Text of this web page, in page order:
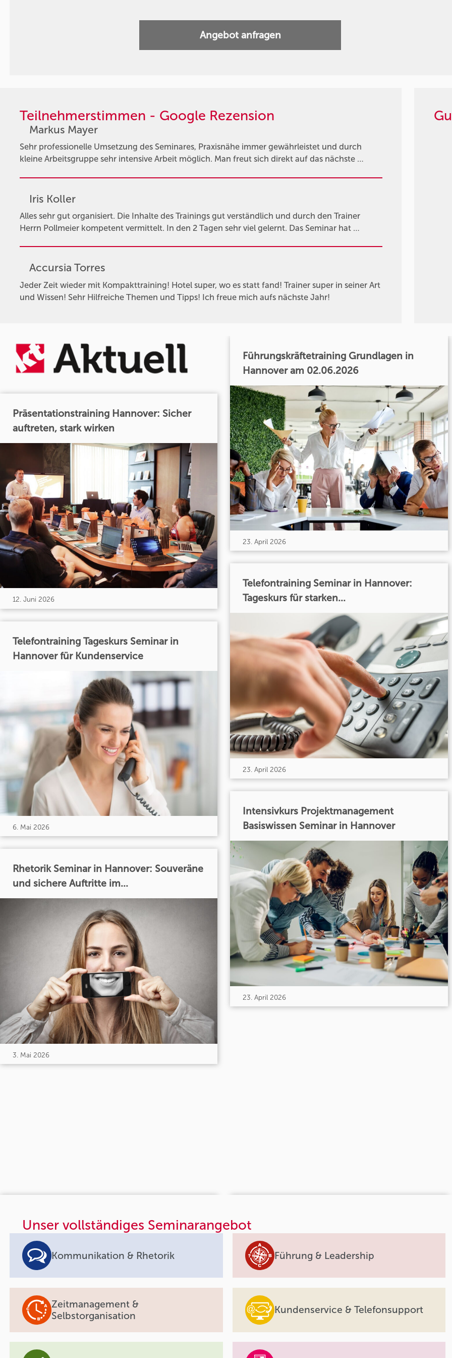
Angebot anfragen
Teilnehmerstimmen - Google Rezension
Markus Mayer
Sehr professionelle Umsetzung des Seminares, Praxisnähe immer gewährleistet und durch
kleine Arbeitsgruppe sehr intensive Arbeit möglich. Man freut sich direkt auf das nächste …
Iris Koller
Alles sehr gut organisiert. Die Inhalte des Trainings gut verständlich und durch den Trainer
Herrn Pollmeier kompetent vermittelt. In den 2 Tagen sehr viel gelernt. Das Seminar hat …
Accursia Torres
Jeder Zeit wieder mit Kompakttraining! Hotel super, wo es statt fand! Trainer super in seiner Art
und Wissen! Sehr Hilfreiche Themen und Tipps! Ich freue mich aufs nächste Jahr!
Präsentationstraining Hannover: Sicher
auftreten, stark wirken
12. Juni 2026
Telefontraining Tageskurs Seminar in
Hannover für Kundenservice
6. Mai 2026
Rhetorik Seminar in Hannover: Souveräne
und sichere Auftritte im...
3. Mai 2026
Führungskräftetraining Grundlagen in
Hannover am 02.06.2026
23. April 2026
Telefontraining Seminar in Hannover:
Tageskurs für starken...
23. April 2026
Intensivkurs Projektmanagement
Basiswissen Seminar in Hannover
23. April 2026
Unser vollständiges Seminarangebot
Kommunikation & Rhetorik Führung & Leadership
Zeitmanagement &
Selbstorganisation
Kundenservice & Telefonsupport